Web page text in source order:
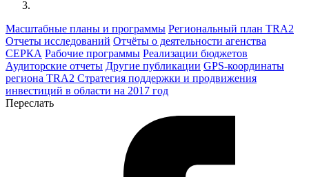
Масштабные планы и программы Региональный план TRA2
Отчеты исследований Отчёты о деятельности агенства
СЕРКА Рабочие программы Реализации бюджетов
Аудиторские отчеты Другие публикации GPS-координаты
региона TRA2 Стратегия поддержки и продвижения
инвестиций в области на 2017 год
Переслать